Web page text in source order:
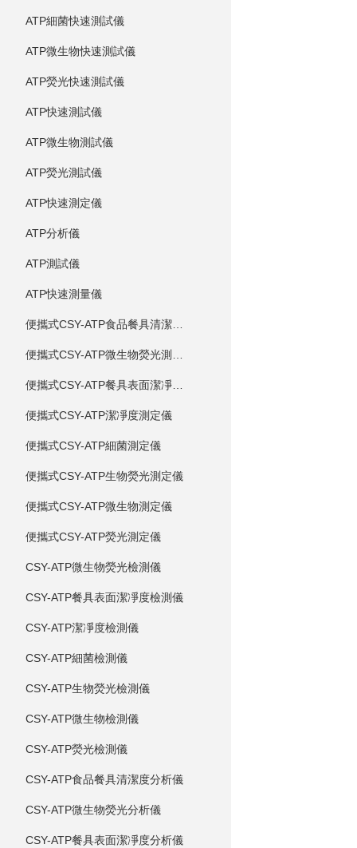
ATP細菌快速測試儀
ATP微生物快速測試儀
ATP熒光快速測試儀
ATP快速測試儀
ATP微生物測試儀
ATP熒光測試儀
ATP快速測定儀
ATP分析儀
ATP測試儀
ATP快速測量儀
便攜式CSY-ATP食品餐具清潔度測定儀
便攜式CSY-ATP微生物熒光測定儀
便攜式CSY-ATP餐具表面潔凈度測定儀
便攜式CSY-ATP潔凈度測定儀
便攜式CSY-ATP細菌測定儀
便攜式CSY-ATP生物熒光測定儀
便攜式CSY-ATP微生物測定儀
便攜式CSY-ATP熒光測定儀
CSY-ATP微生物熒光檢測儀
CSY-ATP餐具表面潔凈度檢測儀
CSY-ATP潔凈度檢測儀
CSY-ATP細菌檢測儀
CSY-ATP生物熒光檢測儀
CSY-ATP微生物檢測儀
CSY-ATP熒光檢測儀
CSY-ATP食品餐具清潔度分析儀
CSY-ATP微生物熒光分析儀
CSY-ATP餐具表面潔凈度分析儀